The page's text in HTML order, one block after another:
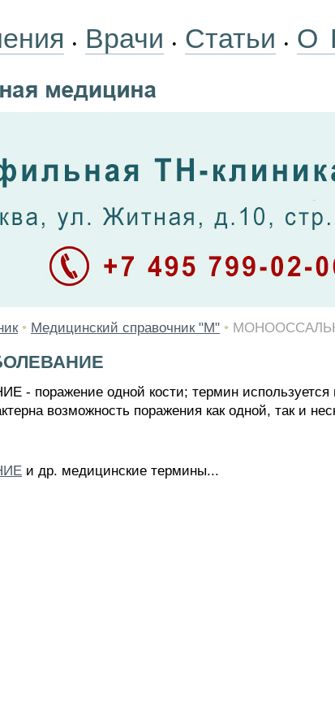
• Врачи • Статьи • О
• Медицинский справочник "М" •
одной кости; термин используется
возможность поражения как одной, так и
и др. медицинские термины...